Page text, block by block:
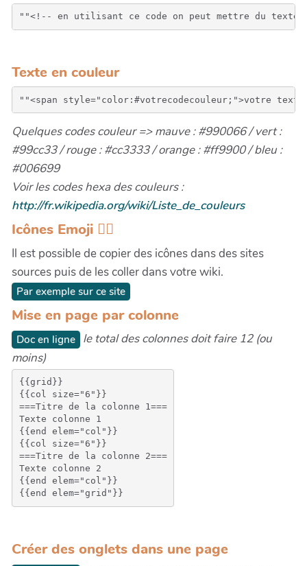
Texte en couleur
Quelques codes couleur => mauve : #990066 / vert :
#99cc33 / rouge : #cc3333 / orange : #ff9900 / bleu :
#006699
Voir les codes hexa des couleurs :
http://fr.wikipedia.org/wiki/Liste_de_couleurs
Icônes Emoji 👍🏾
Il est possible de copier des icônes dans des sites
sources puis de les coller dans votre wiki.
Par exemple sur ce site
Mise en page par colonne
Doc en ligne le total des colonnes doit faire 12 (ou
moins)
{{grid}}
{{col size="6"}}
===Titre de la colonne 1===
Texte colonne 1
{{end elem="col"}}
{{col size="6"}}
===Titre de la colonne 2===
Texte colonne 2
{{end elem="col"}}
Créer des onglets dans une page